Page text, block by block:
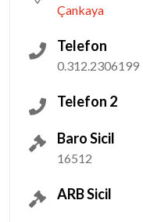
Çankaya
Telefon
0.312.2306199
Telefon 2
Baro Sicil
16512
ARB Sicil